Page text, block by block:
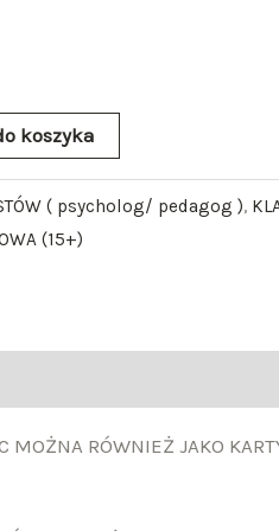
koszyka
( psycholog/ pedagog ),
(15+)
MOŻNA RÓWNIEŻ JAKO